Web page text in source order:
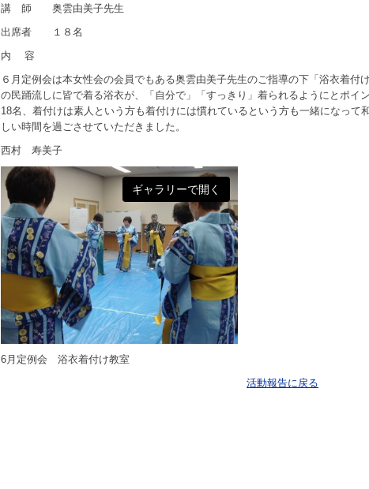
講 師 奥雲由美子先生
出席者 １８名
内 容
６月定例会は本女性会の会員でもある奥雲由美子先生のご指導の下「浴衣着付
の民踊流しに皆で着る浴衣が、「自分で」「すっきり」着られるようにとポ
18名、着付けは素人という方も着付けには慣れているという方も一緒になって
しい時間を過ごさせていただきました。
西村 寿美子
ギャラリーで開く
6月定例会 浴衣着付け教室
活動報告に戻る